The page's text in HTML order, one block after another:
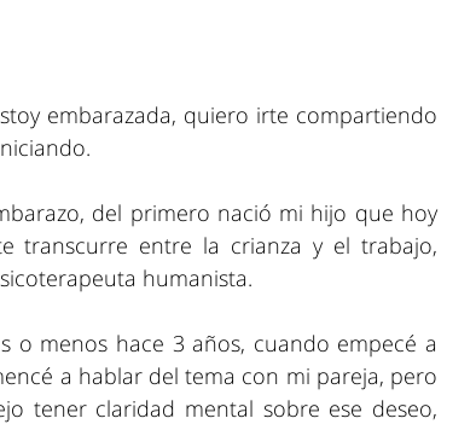
embarazada, quiero irte compartiendo
del primero nació mi hijo que hoy
transcurre entre la crianza y el trabajo,
humanista.
o menos hace 3 años, cuando empecé a
a hablar del tema con mi pareja, pero
tener claridad mental sobre ese deseo,